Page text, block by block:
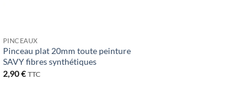
PINCEAUX
Pinceau plat 20mm toute peinture
SAVY fibres synthétiques
2,90€ TTC